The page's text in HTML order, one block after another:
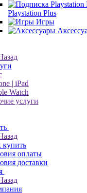
Playstation Plus
Игры
| iPad
Watch
услуги
купить
оплаты
доставки